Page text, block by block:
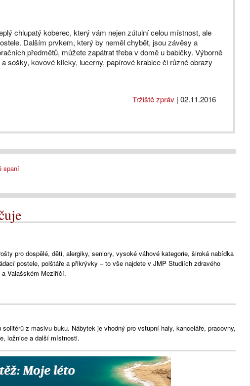
chlupatý koberec, který vám nejen zútulní celou místnost, ale
Dalším prvkem, který by neměl chybět, jsou závěsy a
předmětů, můžete zapátrat třeba v domě u babičky. Výborně
sošky, kovové klícky, lucerny, papírové krabice či různé obrazy
Tržiště zpráv | 02.11.2016
spaní
pro dospělé, děti, alergiky, seniory, vysoké váhové kategorie, široká nabídka
postele, polštáře a přikrývky – to vše najdete v JMP Studiích zdravého
Valašském Meziříčí.
solitérů z masivu buku. Nábytek je vhodný pro vstupní haly, kanceláře, pracovny,
ložnice a další místnosti.